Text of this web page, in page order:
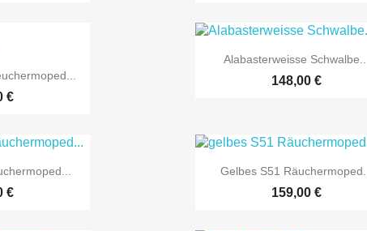
€
 Vorschau
Alabasterweisse Schwalbe...
148,00 €
€
 Vorschau
Gelbes S51 Räuchermoped...
159,00 €